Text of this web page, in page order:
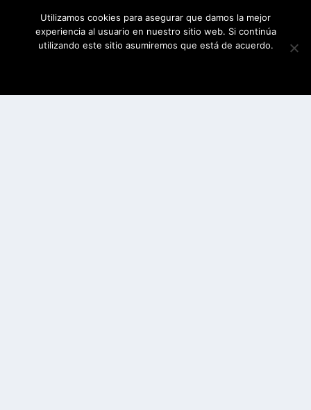
Utilizamos cookies para asegurar que damos la mejor
experiencia al usuario en nuestro sitio web. Si continúa
utilizando este sitio asumiremos que está de acuerdo.